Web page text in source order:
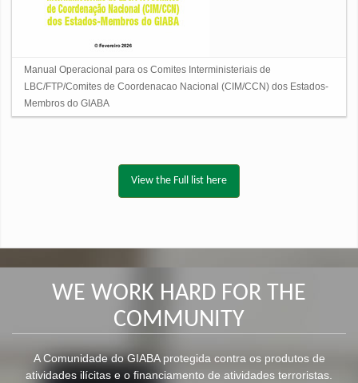
Manual Operacional para os Comites Interministeriais de
LBC/FTP/Comites de Coordenacao Nacional (CIM/CCN) dos Estados-
Membros do GIABA
View the Full list here
WE WORK HARD FOR THE
COMMUNITY
A Comunidade do GIABA protegida contra os produtos de
atividades ilícitas e o financiamento de atividades terroristas.